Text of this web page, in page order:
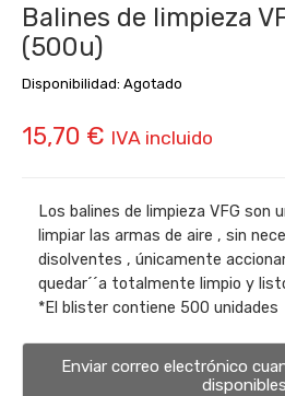
Balines de limpieza
(500u)
Disponibilidad: Agotado
15,70 € IVA incluido
Los balines de limpieza VFG son
limpiar las armas de aire , sin
disolventes , únicamente
quedar´´a totalmente limpio y
*El blister contiene 500 unidades
Enviar correo electrónico
disponibles